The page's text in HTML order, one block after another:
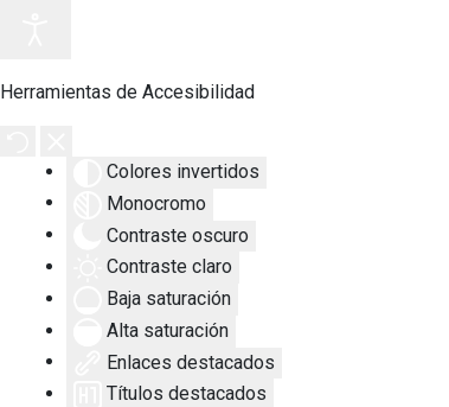
Herramientas de Accesibilidad
Colores invertidos
Monocromo
Contraste oscuro
Contraste claro
Baja saturación
Alta saturación
Enlaces destacados
Títulos destacados